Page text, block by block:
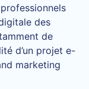
des
de
d’un projet e-
marketing